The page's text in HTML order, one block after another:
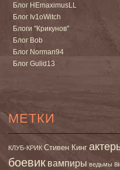
Блог HEmaximusLL
Блог Iv1oWitch
Блоги "Крикунов"
Блог Bob
Блог Norman94
Блог Gulid13
МЕТКИ
КЛУБ-КРИК Стивен Кинг
боевик вампиры ведьмы